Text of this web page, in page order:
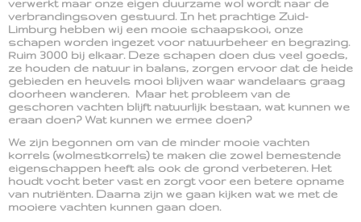
verwerkt maar onze eigen duurzame wol wordt naar de
verbrandingsoven gestuurd. In het prachtige Zuid-
Limburg hebben wij een mooie schaapskooi, onze
schapen worden ingezet voor natuurbeheer en begrazing.
Ruim 3000 bij elkaar. Deze schapen doen dus veel goeds,
ze houden de natuur in balans, zorgen ervoor dat de heide
gebieden en heuvels mooi blijven waar wandelaars graag
doorheen wanderen. Maar het probleem van de
geschoren vachten blijft natuurlijk bestaan, wat kunnen we
eraan doen? Wat kunnen we ermee doen?
We zijn begonnen om van de minder mooie vachten
korrels (wolmestkorrels) te maken die zowel bemestende
eigenschappen heeft als ook de grond verbeteren. Het
houdt vocht beter vast en zorgt voor een betere opname
van nutriënten. Daarna zijn we gaan kijken wat we met de
mooiere vachten kunnen gaan doen.